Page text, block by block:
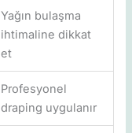
Yağın bulaşma
ihtimaline dikkat
et
Profesyonel
draping uygulanır